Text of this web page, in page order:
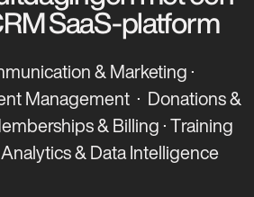
SaaS-platform
& Marketing ·
Management · Donations &
& Billing · Training
& Data Intelligence